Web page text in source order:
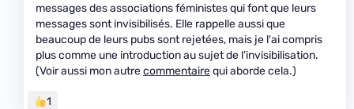
messages des associations féministes qui font que leurs
messages sont invisibilisés. Elle rappelle aussi que
beaucoup de leurs pubs sont rejetées, mais je l'ai compris
plus comme une introduction au sujet de l’invisibilisation.
(Voir aussi mon autrecommentairequi aborde cela.)
1